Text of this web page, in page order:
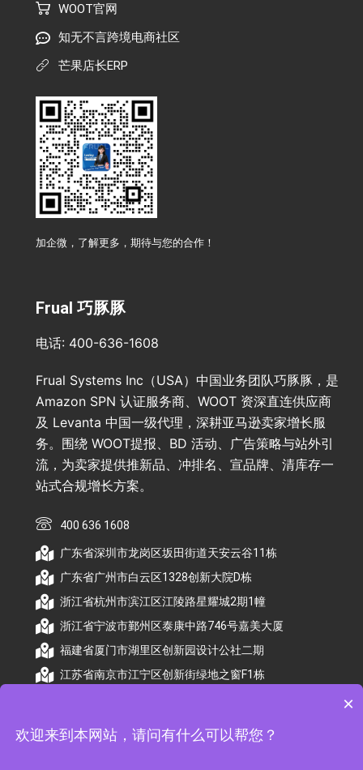
WOOT官网
知无不言跨境电商社区
芒果店长ERP
加企微，了解更多，期待与您的合作！
Frual 巧豚豚
电话: 400-636-1608
Frual Systems Inc（USA）中国业务团队巧豚豚，是
Amazon SPN 认证服务商、WOOT 资深直连供应商
及 Levanta 中国一级代理，深耕亚马逊卖家增长服
务。围绕 WOOT提报、BD 活动、广告策略与站外引
流，为卖家提供推新品、冲排名、宣品牌、清库存一
站式合规增长方案。
400 636 1608
广东省深圳市龙岗区坂田街道天安云谷11栋
广东省广州市白云区1328创新大院D栋
浙江省杭州市滨江区江陵路星耀城2期1幢
浙江省宁波市鄞州区泰康中路746号嘉美大厦
福建省厦门市湖里区创新园设计公社二期
江苏省南京市江宁区创新街绿地之窗F1栋
×
欢迎来到本网站，请问有什么可以帮您？